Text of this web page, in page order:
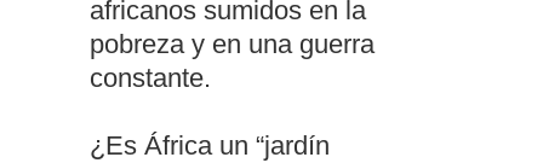
africanos sumidos en la
pobreza y en una guerra
constante.
¿Es África un “jardín